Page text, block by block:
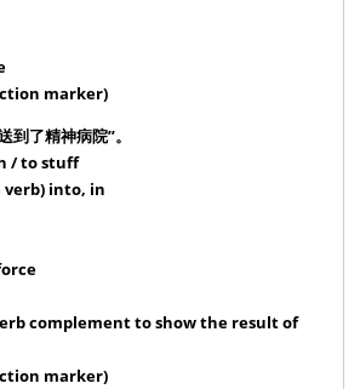
marker)
到了精神病院”。
/ to stuff
verb) into, in
complement to show the result of
marker)